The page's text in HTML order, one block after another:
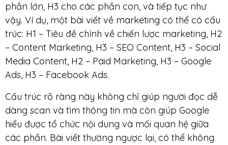
phần lớn, H3 cho các phần con, và tiếp tục như
vậy. Ví dụ, một bài viết về marketing có thể có cấu
trúc: H1 – Tiêu đề chính về chiến lược marketing, H2
– Content Marketing, H3 – SEO Content, H3 – Social
Media Content, H2 – Paid Marketing, H3 – Google
Ads, H3 – Facebook Ads.
Cấu trúc rõ ràng này không chỉ giúp người đọc dễ
dàng scan và tìm thông tin mà còn giúp Google
hiểu được tổ chức nội dung và mối quan hệ giữa
các phần. Bài viết thường ngược lại, có thể không